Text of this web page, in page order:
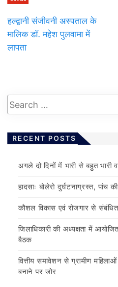
हल्द्वानी संजीवनी अस्पताल के
मालिक डॉ. महेश पुलवामा में
लापता
RECENT POSTS
अगले दो दिनों में भारी से बहुत भारी
हादसाः बोलेरो दुर्घटनाग्रस्त, पांच
कौशल विकास एवं रोजगार से
जिलाधिकारी की अध्यक्षता में
बैठक
वित्तीय समावेशन से ग्रामीण
बनाने पर जोर